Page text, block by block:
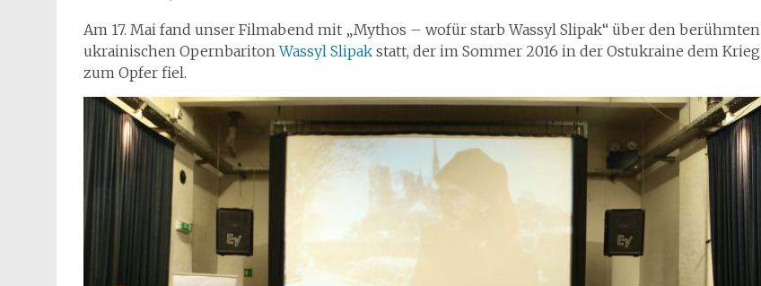
Am 17. Mai fand unser Filmabend mit „Mythos – wofür starb Wassyl Slipak“ über den berühmten
ukrainischen OpernbaritonWassyl Slipak statt, der im Sommer 2016 in der Ostukraine dem Krieg
zum Opfer fiel.